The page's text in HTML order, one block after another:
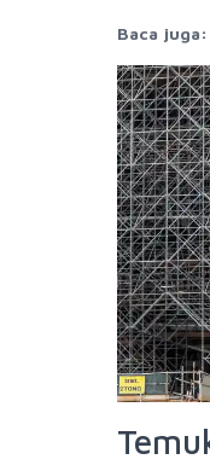
Baca juga: